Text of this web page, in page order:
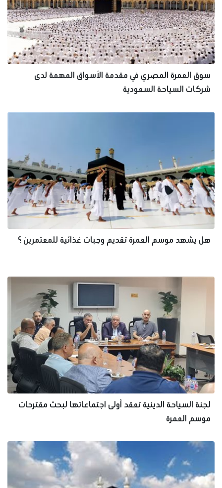
سوق العمرة المصري في مقدمة الأسواق المهمة لدى
شركات السياحة السعودية
هل يشهد موسم العمرة تقديم وجبات غذائية للمعتمرين ؟
لجنة السياحة الدينية تعقد أولى اجتماعاتها لبحث مقترحات
موسم العمرة